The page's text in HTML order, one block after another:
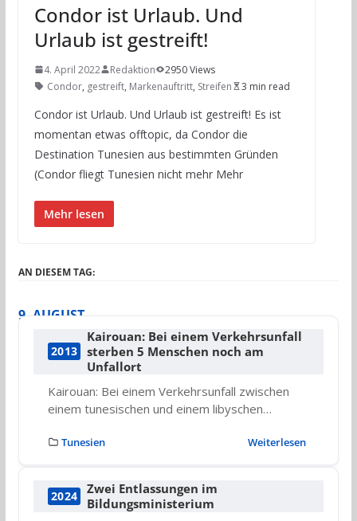
Condor ist Urlaub. Und
Urlaub ist gestreift!
4. April 2022 Redaktion
2950 Views
Condor, gestreift, Markenauftritt, Streifen 3 min read
Condor ist Urlaub. Und Urlaub ist gestreift! Es ist
momentan etwas offtopic, da Condor die
Destination Tunesien aus bestimmten Gründen
(Condor fliegt Tunesien nicht mehr Mehr
Mehr lesen
AN DIESEM TAG:
9. AUGUST
2013
Kairouan: Bei einem Verkehrsunfall
sterben 5 Menschen noch am
Unfallort
Kairouan: Bei einem Verkehrsunfall zwischen
einem tunesischen und einem libyschen…
Tunesien Weiterlesen
2024
Zwei Entlassungen im
Bildungsministerium